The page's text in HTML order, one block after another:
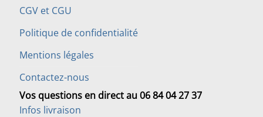
CGV et CGU
Politique de confidentialité
Mentions légales
Contactez-nous
Vos questions en direct au 06 84 04 27 37
Infos livraison